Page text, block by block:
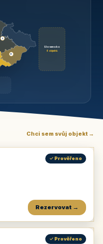
Slovensko
6 objektů
1
6
Chci sem svůj objekt →
✓ Prověřeno
Rezervovat →
✓ Prověřeno